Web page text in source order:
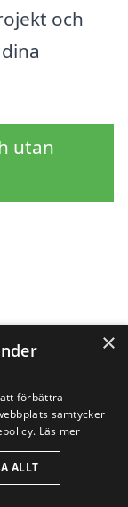
och
utan
i
×
förbättra
samtycker
Läs mer
ALLT